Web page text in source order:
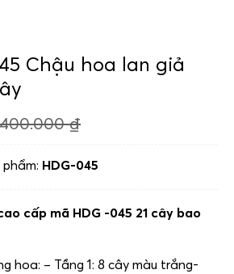
Chậu hoa lan giả
₫
HDG-045
cấp mã HDG -045 21 cây bao
hoa: – Tầng 1: 8 cây màu trắng-